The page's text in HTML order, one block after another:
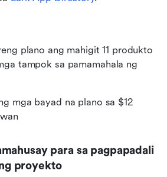
plano ang mahigit 11 produkto
tampok sa pamamahala ng
mga bayad na plano sa $12
para sa pagpapadali
proyekto